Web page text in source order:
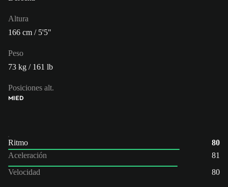
Altura
166 cm / 5'5"
Peso
73 kg / 161 lb
Posiciones alt.
MIED
Ritmo
80
Aceleración
81
Velocidad
80